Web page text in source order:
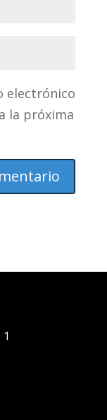
electrónico
la próxima